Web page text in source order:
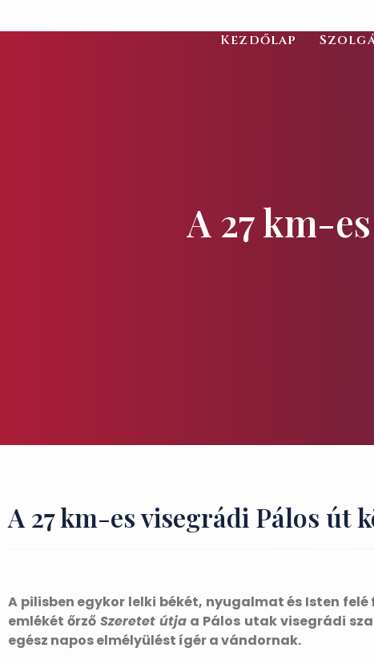
Kezdőlap
A 27 km-
A 27 km-es visegrádi Pálos út
A pilisben egykor lelki békét, nyugalmat és Isten
emlékét őrző Szeretet útjaa Pálos utak visegrádi
egész napos elmélyülést ígér a vándornak.